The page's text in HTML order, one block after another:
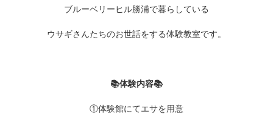
ブルーベリーヒル勝浦で暮らしている
ウサギさんたちのお世話をする体験教室です。
📚体験内容📚
①体験館にてエサを用意